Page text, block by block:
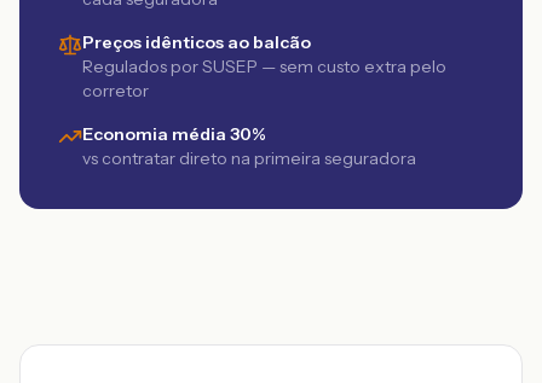
Preços idênticos ao balcão
Regulados por SUSEP — sem custo extra pelo
corretor
Economia média 30%
vs contratar direto na primeira seguradora